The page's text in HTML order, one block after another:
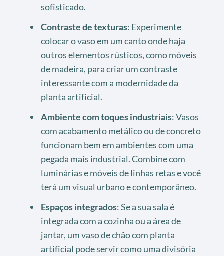
sofisticado.
Contraste de texturas: Experimente
colocar o vaso em um canto onde haja
outros elementos rústicos, como móveis
de madeira, para criar um contraste
interessante com a modernidade da
planta artificial.
Ambiente com toques industriais: Vasos
com acabamento metálico ou de concreto
funcionam bem em ambientes com uma
pegada mais industrial. Combine com
luminárias e móveis de linhas retas e você
terá um visual urbano e contemporâneo.
Espaços integrados: Se a sua sala é
integrada com a cozinha ou a área de
jantar, um vaso de chão com planta
artificial pode servir como uma divisória